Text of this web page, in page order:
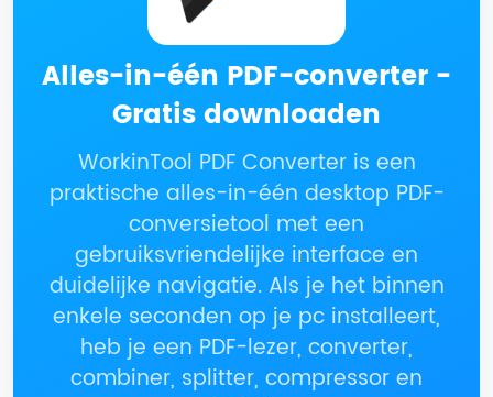
Alles-in-één PDF-converter -
Gratis downloaden
WorkinTool PDF Converter is een
praktische alles-in-één desktop PDF-
conversietool met een
gebruiksvriendelijke interface en
duidelijke navigatie. Als je het binnen
enkele seconden op je pc installeert,
heb je een PDF-lezer, converter,
combiner, splitter, compressor en